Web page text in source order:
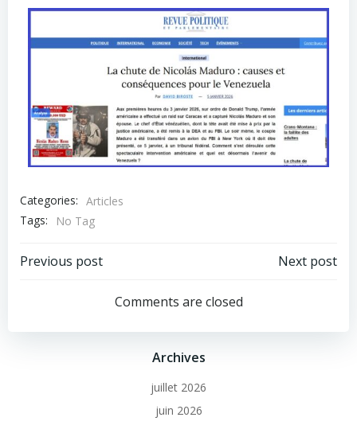
Categories: Articles
Tags:
No Tag
Previous post Next post
Comments are closed
Archives
juillet 2026
juin 2026